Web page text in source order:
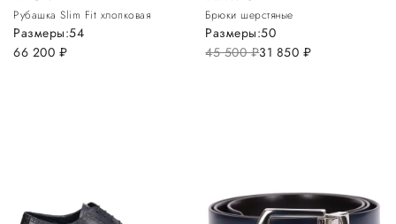
Рубашка Slim Fit хлопковая
66 200 руб.
Размеры:54
Брюки шерстяные
45 500руб.31 850 руб.
Размеры:50